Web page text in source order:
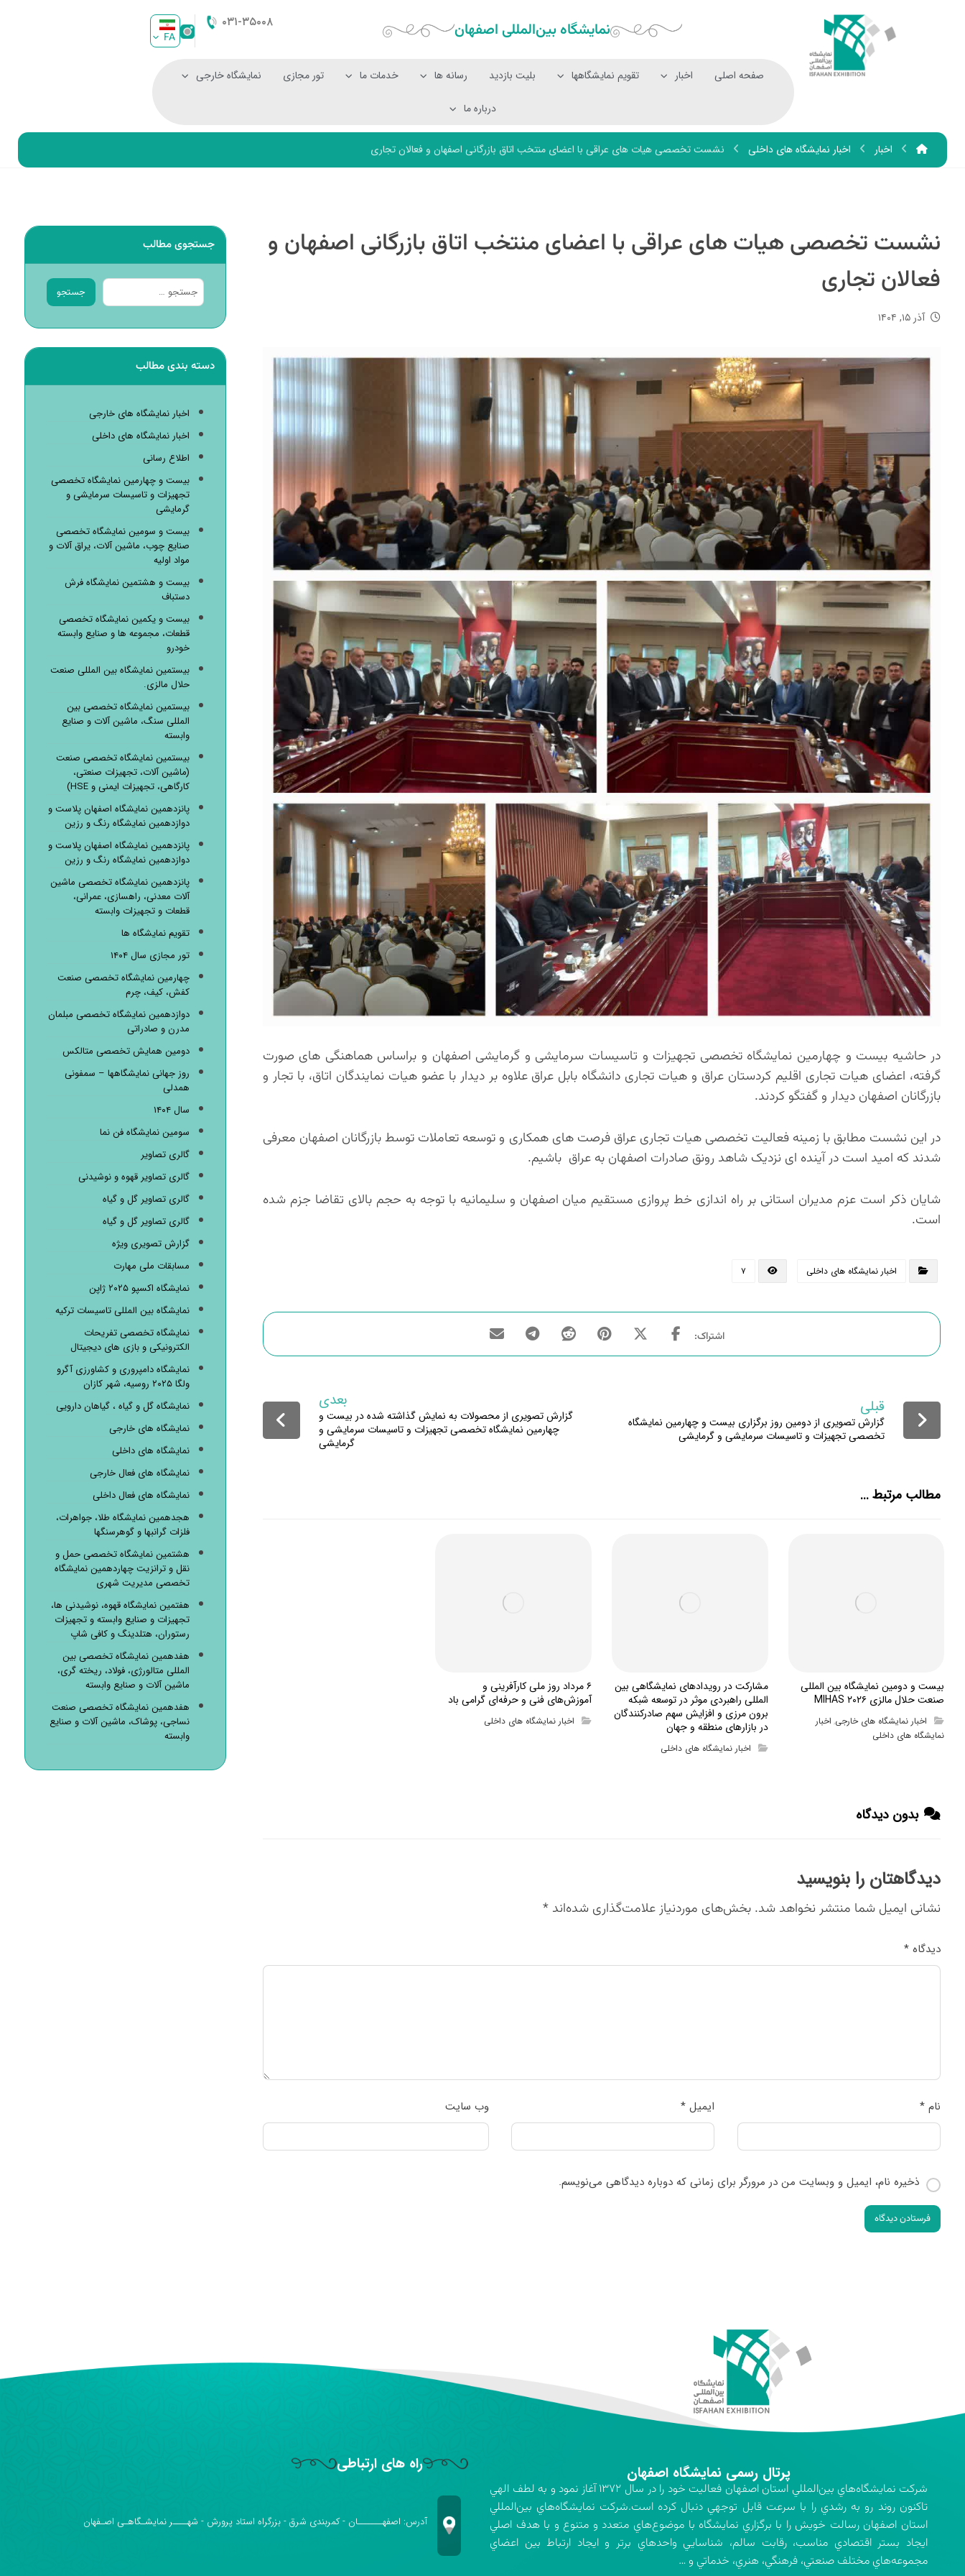
نمایشگاه بین‌المللی‌ اصفهان ۰۳۱-۳۵۰۰۸
FA
صفحه اصلی اخبار تقویم نمایشگاهها بلیت بازدید رسانه ها خدمات ما تور مجازی نمایشگاه خارجی
درباره ما
اخبار اخبار نمایشگاه های داخلی نشست تخصصی هیات های عراقی با اعضای منتخب اتاق بازرگانی اصفهان و فعالان تجاری
نشست تخصصی هیات های عراقی با اعضای منتخب اتاق بازرگانی اصفهان و
فعالان تجاری
آذر ۱۵, ۱۴۰۴
در حاشیه بیست و چهارمین نمایشگاه تخصصی تجهیزات و تاسیسات سرمایشی و گرمایشی اصفهان و براساس هماهنگی های صورت
گرفته، اعضای هیات تجاری اقلیم کردستان عراق و هیات تجاری دانشگاه بابل عراق علاوه بر دیدار با عضو هیات نمایندگان اتاق، با تجار و
بازرگانان اصفهان دیدار و گفتگو کردند.
در این نشست مطابق با زمینه فعالیت تخصصی هیات تجاری عراق فرصت های همکاری و توسعه تعاملات توسط بازرگانان اصفهان معرفی
شدند که امید است در آینده ای نزدیک شاهد رونق صادرات اصفهان به عراق باشیم.
شایان ذکر است عزم مدیران استانی بر راه اندازی خط پروازی مستقیم میان اصفهان و سلیمانیه با توجه به حجم بالای تقاضا جزم شده
است.‌
اخبار نمایشگاه های داخلی ۷
قبلی
گزارش تصویری از دومین روز برگزاری بیست و چهارمین نمایشگاه
تخصصی تجهیزات و تاسیسات سرمایشی و گرمایشی
بعدی
گزارش تصویری از محصولات به نمایش گذاشته شده در بیست و
چهارمین نمایشگاه تخصصی تجهیزات و تاسیسات سرمایشی و
گرمایشی
مطالب مرتبط ...
بیست و دومین نمایشگاه بین المللی
صنعت حلال مالزی MIHAS ۲۰۲۶
اخبار نمایشگاه های خارجی, اخبار
نمایشگاه های داخلی
مشارکت در رویدادهای نمایشگاهی بین
المللی راهبردی موثر در توسعه شبکه
برون مرزی و افزایش سهم صادرکنندگان
در بازارهای منطقه و جهان
اخبار نمایشگاه های داخلی
۶ مرداد روز ملی کارآفرینی و
آموزش‌های فنی و حرفه‌ای گرامی باد
اخبار نمایشگاه های داخلی
بدون دیدگاه
دیدگاهتان را بنویسید
نشانی ایمیل شما منتشر نخواهد شد. بخش‌های موردنیاز علامت‌گذاری شده‌اند *
دیدگاه *
نام * ایمیل * وب‌ سایت
ذخیره نام، ایمیل و وبسایت من در مرورگر برای زمانی که دوباره دیدگاهی می‌نویسم.
جستجوی مطالب
دسته بندی مطالب
اخبار نمایشگاه های خارجی
اخبار نمایشگاه های داخلی
اطلاع رسانی
بیست و چهارمین نمایشگاه تخصصی
تجهیزات و تاسیسات سرمایشی و
گرمایشی
بیست و سومین نمایشگاه تخصصی
صنایع چوب، ماشین آلات، یراق آلات و
مواد اولیه
بیست و هشتمین نمایشگاه فرش
دستباف
بیست و یکمین نمایشگاه تخصصی
قطعات، مجموعه ها و صنایع وابسته
خودرو
بیستمین نمایشگاه بین المللی صنعت
حلال مالزی.
بیستمین نمایشگاه تخصصی بین
المللی سنگ، ماشین آلات و صنایع
وابسته
بیستمین نمایشگاه تخصصی صنعت
(ماشین آلات، تجهیزات صنعتی،
کارگاهی، تجهیزات ایمنی و HSE)
پانزدهمین نمایشگاه اصفهان پلاست و
دوازدهمین نمایشگاه رنگ و رزین
پانزدهمین نمایشگاه اصفهان پلاست و
دوازدهمین نمایشگاه رنگ و رزین
پانزدهمین نمایشگاه تخصصی ماشین
آلات معدنی، راهسازی، عمرانی،
قطعات و تجهیزات وابسته
تقویم نمایشگاه ها
تور مجازی سال ۱۴۰۴
چهارمین نمایشگاه تخصصی صنعت
کفش، کیف، چرم
دوازدهمین نمایشگاه تخصصی مبلمان
مدرن و صادراتی
دومین همایش تخصصی متالکس
روز جهانی نمایشگاهها – سمفونی
همدلی
سال ۱۴۰۴
سومین نمایشگاه فن نما
گالری تصاویر
گالری تصاویر قهوه و نوشیدنی
گالری تصاویر گل و گیاه
گالری تصاویر گل و گیاه
گزارش تصویری ویژه
مسابقات ملی مهارت
نمایشگاه اکسپو ۲۰۲۵ ژاپن
نمایشگاه بین المللی تاسیسات ترکیه
نمایشگاه تخصصی تفریحات
الکترونیکی و بازی های دیجیتال
نمایشگاه دامپروری و کشاورزی آگرو
ولگا ۲۰۲۵ روسیه، شهر کازان
نمایشگاه گل و گیاه ، گیاهان دارویی
نمایشگاه های خارجی
نمایشگاه های داخلی
نمایشگاه های فعال خارجی
نمایشگاه های فعال داخلی
هجدهمین نمایشگاه طلا، جواهرات،
فلزات گرانبها و گوهرسنگها
هشتمین نمایشگاه تخصصی حمل و
نقل و ترانزیت چهاردهمین نمایشگاه
تخصصی مدیریت شهری
هفتمین نمایشگاه قهوه، نوشیدنی ها،
تجهیزات و صنایع وابسته و تجهیزات
رستوران، هتلدینگ و کافی شاپ
هفدهمین نمایشگاه تخصصی بین
المللی متالورژی، فولاد، ریخته گری،
ماشین آلات و صنایع وابسته
هفدهمین نمایشگاه تخصصی صنعت
نساجی، پوشاک، ماشین آلات و صنایع
وابسته
پرتال رسمی نمایشگاه اصفهان
شركت نمايشگاه‌هاي بين‌المللي استان اصفهان فعاليت خود را در سال ۱۳۷۲ آغاز نمود و به لطف الهي
تاكنون روند رو به رشدي را با سرعت قابل توجهي دنبال كرده است.شركت نمايشگاه‌هاي بين‌المللي
استان اصفهان رسالت خويش را با برگزاري نمايشگاه با موضوع‌هاي متعدد و متنوع و با هدف اصلي
ايجاد بستر اقتصادي مناسب، رقابت سالم، شناسايي واحدهاي برتر و ايجاد ارتباط بين اعضاي
مجموعه‌هاي مختلف صنعتي، فرهنگي، هنري، خدماتي و …
راه های ارتباطی
آدرس: اصفهـــــــان - کمربندی شرق - بزرگراه استاد پرورش - شهــــر نمایشـگاهـی اصـفهان